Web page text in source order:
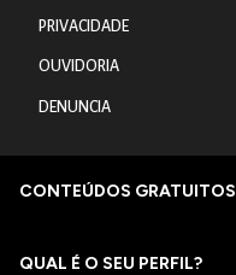
PRIVACIDADE
OUVIDORIA
DENUNCIA
CONTEÚDOS GRATUITOS
QUAL É O SEU PERFIL?